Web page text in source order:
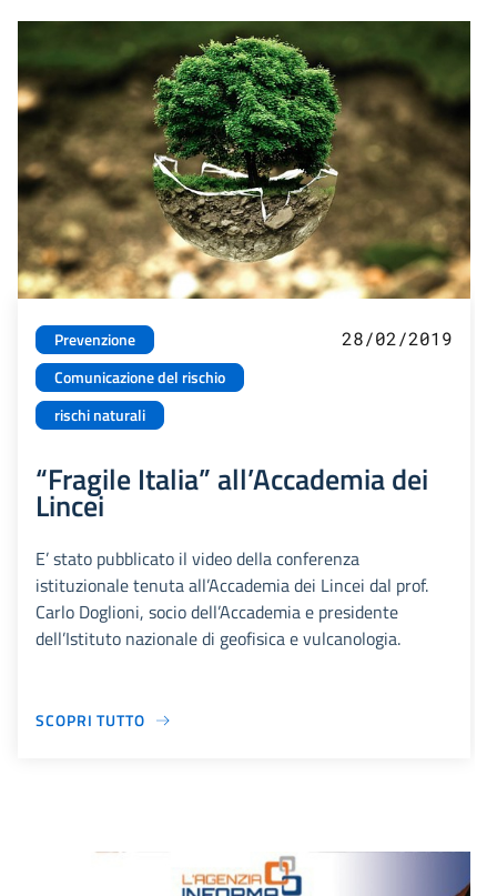
Prevenzione
Comunicazione del rischio
rischi naturali
28/02/2019
“Fragile Italia” all’Accademia dei
Lincei
E’ stato pubblicato il video della conferenza
istituzionale tenuta all’Accademia dei Lincei dal prof.
Carlo Doglioni, socio dell’Accademia e presidente
dell’Istituto nazionale di geofisica e vulcanologia.
SCOPRI TUTTO